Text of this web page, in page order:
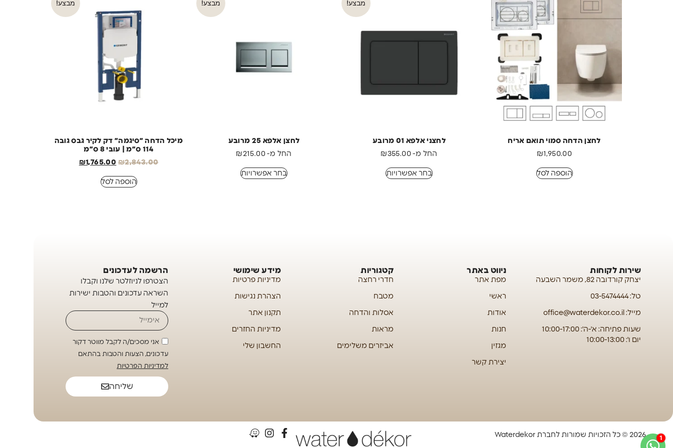
לחצן הדחה סמוי תואם אריח
₪1,950.00
הוספה לסל
מבצע!
לחצני אלפא 01 מרובע
החל מ-
₪355.00
בחר אפשרויות
מבצע!
לחצן אלפא 25 מרובע
החל מ-
₪ 215.00
בחר אפשרויות
מבצע!
מיכל הדחה ״סיגמה״ דק לקיר גבס גובה
114 ס״מ | עובי 8 ס״מ
₪2,843.00
₪1,765.00
הוספה לסל
שירות לקוחות
יצחק קורדובה 82, משמר השבעה
טל: 03-5474444
מייל: office@waterdekor.co.il
שעות פתיחה: א'-ה': 10:00-17:00
יום ו': 10:00-13:00
ניווט באתר
מפת אתר
ראשי
אודות
חנות
מגזין
יצירת קשר
קטגוריות
חדרי רחצה
מטבח
אסלות והדחה
מראות
אביזרים משלימים
מידע שימושי
מדיניות פרטיות
הצהרת נגישות
תקנון אתר
מדיניות החזרים
החשבון שלי
הרשמה לעדכונים
הצטרפו לניוזלטר שלנו וקבלו
השראה עדכונים והטבות ישירות
למייל
אני מסכים/ה לקבל מווטר דקור
עדכונים, הצעות והטבות בהתאם
למדיניות הפרטיות
שליחה
2026 © כל הזכויות שמורות לחברת Waterdekor